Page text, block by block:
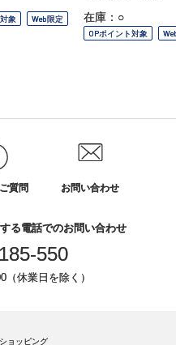
象 Web限定 在庫：○
OPポイント対象
質問 お問い合わせ
る電話でのお問い合わせ
550
休業日を除く）
ョッピング